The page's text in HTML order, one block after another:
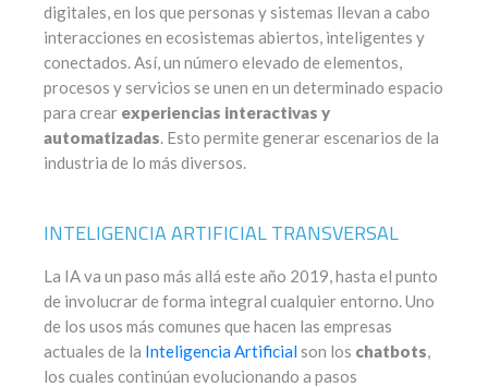
digitales, en los que personas y sistemas llevan a cabo
interacciones en ecosistemas abiertos, inteligentes y
conectados. Así, un número elevado de elementos,
procesos y servicios se unen en un determinado espacio
para crear experiencias interactivas y
automatizadas. Esto permite generar escenarios de la
industria de lo más diversos.
INTELIGENCIA ARTIFICIAL TRANSVERSAL
La IA va un paso más allá este año 2019, hasta el punto
de involucrar de forma integral cualquier entorno. Uno
de los usos más comunes que hacen las empresas
actuales de la Inteligencia Artificialson los chatbots,
los cuales continúan evolucionando a pasos